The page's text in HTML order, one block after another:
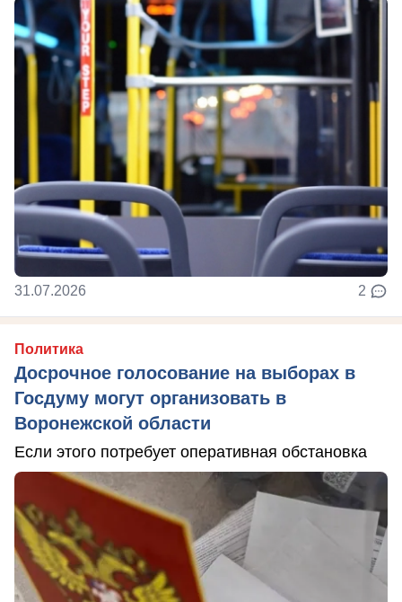
31.07.2026 2
Политика
Досрочное голосование на выборах в
Госдуму могут организовать в
Воронежской области
Если этого потребует оперативная обстановка